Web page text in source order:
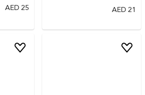
21
AED
25
AED